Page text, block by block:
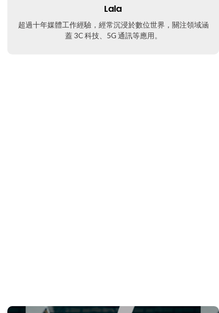
Lala
超過十年媒體工作經驗，經常沉浸於數位世界，關注領域涵
蓋 3C 科技、5G 通訊等應用。